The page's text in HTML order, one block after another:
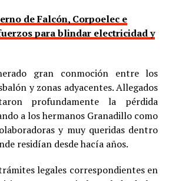
de Falcón, Corpoelec e
para blindar electricidad y
gran conmoción entre los
y zonas adyacentes. Allegados
profundamente la pérdida
a los hermanos Granadillo como
y muy queridas dentro
residían desde hacía años.
legales correspondientes en